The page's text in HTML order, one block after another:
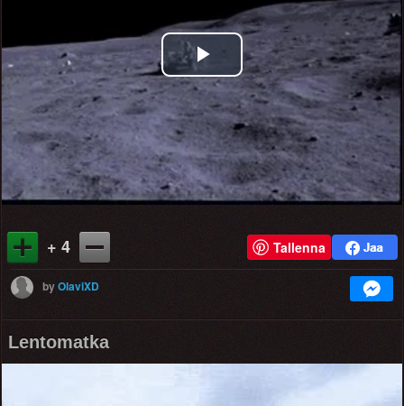
Play
Video
+ 4 Tallenna
byOlaviXD
Lentomatka